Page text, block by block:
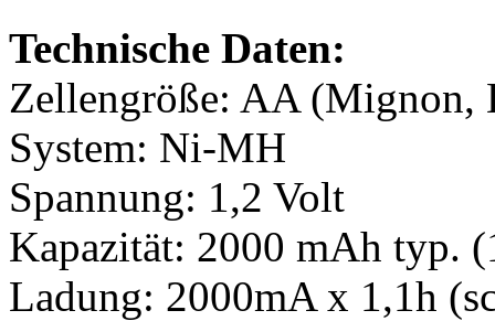
Technische Daten:
Zellengröße: AA (Mignon,
System: Ni-MH
Spannung: 1,2 Volt
Kapazität: 2000 mAh typ.
Ladung: 2000mA x 1,1h